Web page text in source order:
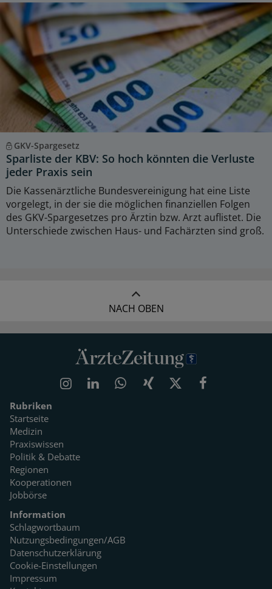
GKV-Spargesetz
Sparliste der KBV: So hoch könnten die Verluste
jeder Praxis sein
Die Kassenärztliche Bundesvereinigung hat eine Liste
vorgelegt, in der sie die möglichen finanziellen Folgen
des GKV-Spargesetzes pro Ärztin bzw. Arzt auflistet. Die
Unterschiede zwischen Haus- und Fachärzten sind groß.
NACH OBEN
Rubriken
Startseite
Medizin
Praxiswissen
Politik & Debatte
Regionen
Kooperationen
Jobbörse
Information
Schlagwortbaum
Nutzungsbedingungen/AGB
Datenschutzerklärung
Cookie-Einstellungen
Impressum